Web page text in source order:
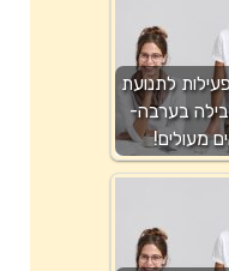
לתנועת
בערבה-
מעולים!